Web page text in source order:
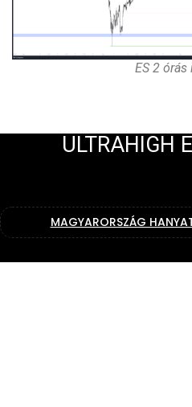
ES 2 órás
ULTRAHIGH
MAGYARORSZÁG